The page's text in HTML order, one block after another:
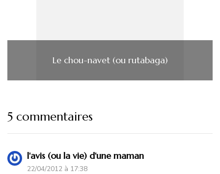
Le chou-navet (ou rutabaga)
5 commentaires
l'avis (ou la vie) d'une maman
22/04/2012 à 17:38